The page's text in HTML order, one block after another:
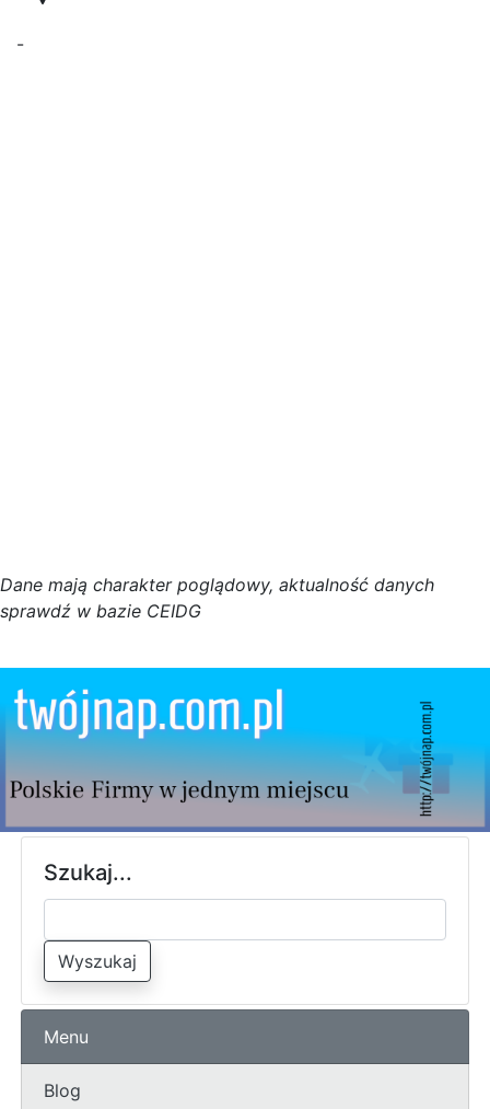
-
Dane mają charakter poglądowy, aktualność danych
sprawdź w bazie CEIDG
Szukaj...
Wyszukaj
Menu
Blog